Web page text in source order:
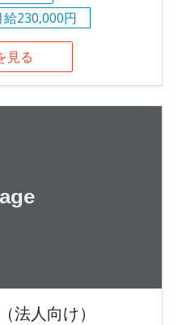
給230,000円
見る
法人向け）